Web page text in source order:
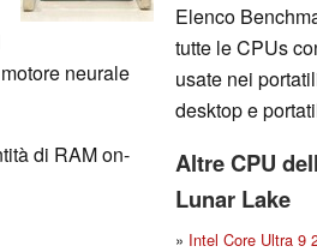
neurale
di RAM on-
Elenco
tutte le CPUs
usate nei
desktop e
Altre CPU
Lunar Lake
» Intel Core Ultra 9